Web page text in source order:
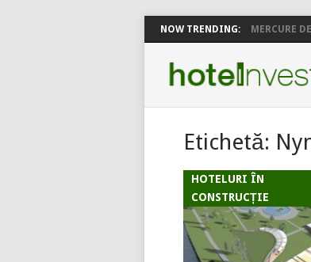
NOW TRENDING: MERCURE
Etichetă:
HOTELURI ÎN
CONSTRUCȚIE